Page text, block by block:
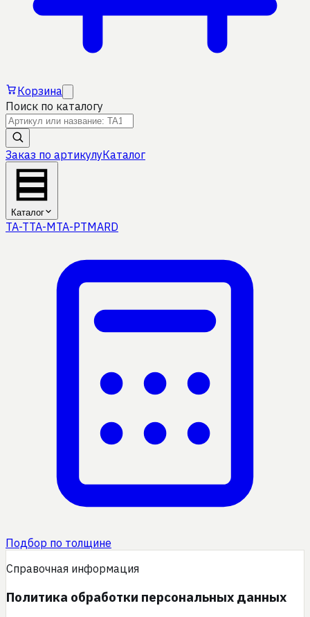
Корзина
Поиск по каталогу
Заказ по артикулуКаталог
Каталог
TA-TTA-MTA-PTMARD
Подбор по толщине
Справочная информация
Политика обработки персональных данных